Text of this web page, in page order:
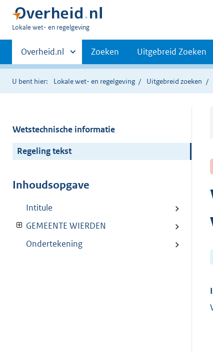
U
hier:
Lokale wet- en regelgeving
Primaire
navigatie
Andere
sites
binnen
Overheid.nl Zoeken Uitgebreid Zoeken
U bent hier: Lokale wet- en regelgeving Uitgebreid zoeken
Wetstechnische informatie
Regeling tekst
Inhoudsopgave
Intitule
GEMEENTE WIERDEN
Ondertekening